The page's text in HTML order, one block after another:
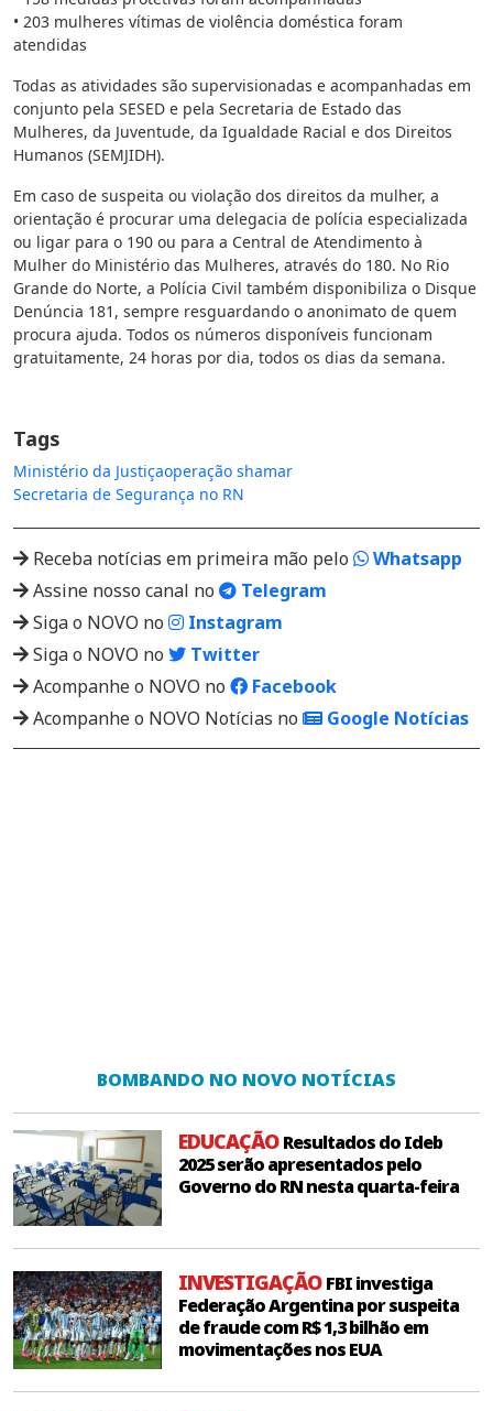
• 203 mulheres vítimas de violência doméstica foram
atendidas
Todas as atividades são supervisionadas e acompanhadas em
conjunto pela SESED e pela Secretaria de Estado das
Mulheres, da Juventude, da Igualdade Racial e dos Direitos
Humanos (SEMJIDH).
Em caso de suspeita ou violação dos direitos da mulher, a
orientação é procurar uma delegacia de polícia especializada
ou ligar para o 190 ou para a Central de Atendimento à
Mulher do Ministério das Mulheres, através do 180. No Rio
Grande do Norte, a Polícia Civil também disponibiliza o Disque
Denúncia 181, sempre resguardando o anonimato de quem
procura ajuda. Todos os números disponíveis funcionam
gratuitamente, 24 horas por dia, todos os dias da semana.
Tags
Ministério da Justiçaoperação shamar
Secretaria de Segurança no RN
Receba notícias em primeira mão pelo
Whatsapp
Assine nosso canal no
Telegram
Siga o NOVO no
Instagram
Siga o NOVO no
Twitter
Acompanhe o NOVO no
Facebook
Acompanhe o NOVO Notícias no
Google Notícias
BOMBANDO NO NOVO NOTÍCIAS
EDUCAÇÃOResultados do Ideb
2025 serão apresentados pelo
Governo do RN nesta quarta-feira
INVESTIGAÇÃOFBI investiga
Federação Argentina por suspeita
de fraude com R$ 1,3 bilhão em
movimentações nos EUA